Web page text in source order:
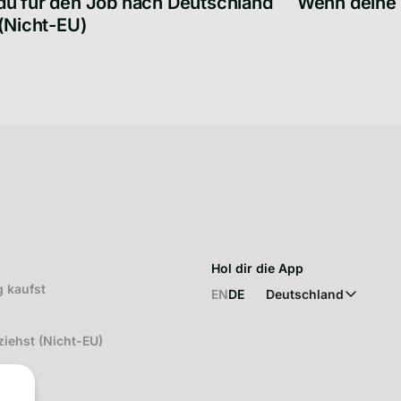
EU)
kaufst
(Nicht-EU)
Hol dir die App
ENDE Deutschland